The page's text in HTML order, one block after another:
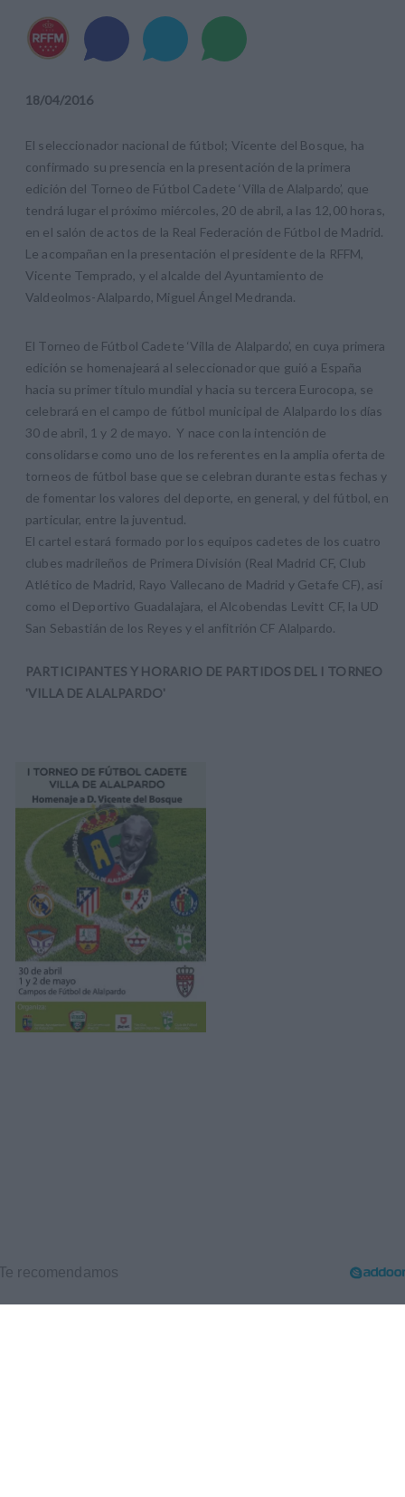
18/04/2016
El seleccionador nacional de fútbol; Vicente del Bosque, ha
confirmado su presencia en la presentación de la primera
edición del Torneo de Fútbol Cadete ‘Villa de Alalpardo’, que
tendrá lugar el próximo miércoles, 20 de abril, a las 12,00 horas,
en el salón de actos de la Real Federación de Fútbol de Madrid.
Le acompañan en la presentación el presidente de la RFFM,
Vicente Temprado, y el alcalde del Ayuntamiento de
Valdeolmos-Alalpardo, Miguel Ángel Medranda.
El Torneo de Fútbol Cadete ‘Villa de Alalpardo’, en cuya primera
edición se homenajeará al seleccionador que guió a España
hacia su primer título mundial y hacia su tercera Eurocopa, se
celebrará en el campo de fútbol municipal de Alalpardo los días
30 de abril, 1 y 2 de mayo. Y nace con la intención de
consolidarse como uno de los referentes en la amplia oferta de
torneos de fútbol base que se celebran durante estas fechas y
de fomentar los valores del deporte, en general, y del fútbol, en
particular, entre la juventud.
El cartel estará formado por los equipos cadetes de los cuatro
clubes madrileños de Primera División (Real Madrid CF, Club
Atlético de Madrid, Rayo Vallecano de Madrid y Getafe CF), así
como el Deportivo Guadalajara, el Alcobendas Levitt CF, la UD
San Sebastián de los Reyes y el anfitrión CF Alalpardo.
PARTICIPANTES Y HORARIO DE PARTIDOS DEL I TORNEO
'VILLA DE ALALPARDO'